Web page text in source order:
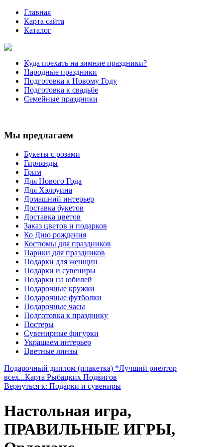
Главная
Карта сайта
Каталог
Куда поехать на зимние праздники?
Народные праздники
Подготовка к Новому Году
Подготовка к свадьбе
Семейные праздники
Мы предлагаем
Букеты с розами
Гирлянды
Грим
Для Нового Года
Для Хэлоуина
Домашний интерьер
Доставка букетов
Доставка цветов
Заказ цветов и подарков
Ко Дню рождения
Костюмы для праздников
Парики для праздников
Подарки для женщин
Подарки и сувениры
Подарки на юбилей
Подарочные кружки
Подарочные футболки
Подарочные часы
Подготовка к празднику
Постеры
Сувенирные фигурки
Украшаем интерьер
Цветные линзы
Подарочный диплом (плакетка) *Лучший риелтор
всех...Карта Рыбацких Подвигов
Вернуться к: Подарки и сувениры
Настольная игра,
ПРАВИЛЬНЫЕ ИГРЫ,